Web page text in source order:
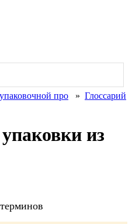
про » Глоссарий
из